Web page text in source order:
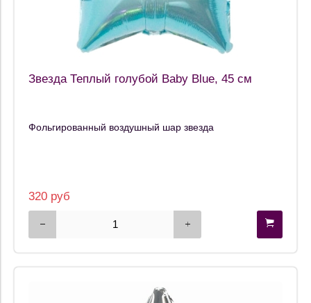
Звезда Теплый голубой Baby Blue, 45 см
Фольгированный воздушный шар звезда
320 руб